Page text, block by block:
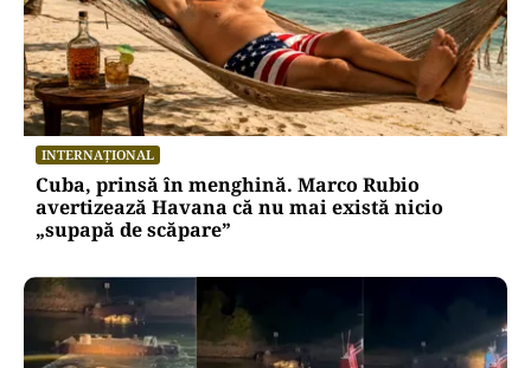
INTERNAȚIONAL
Cuba, prinsă în menghină. Marco Rubio
avertizează Havana că nu mai există nicio
„supapă de scăpare”